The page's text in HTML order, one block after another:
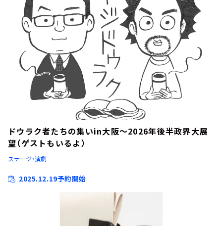
ドウラク者たちの集いin大阪～2026年後半政界大展
望（ゲストもいるよ）
ステージ・演劇
2025.12.19予約開始